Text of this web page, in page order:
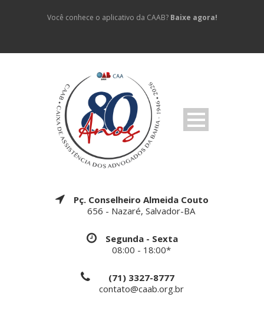
Você conhece o aplicativo da CAAB? Baixe agora!
Pç. Conselheiro Almeida Couto
656 - Nazaré, Salvador-BA
Segunda - Sexta
08:00 - 18:00*
(71) 3327-8777
contato@caab.org.br